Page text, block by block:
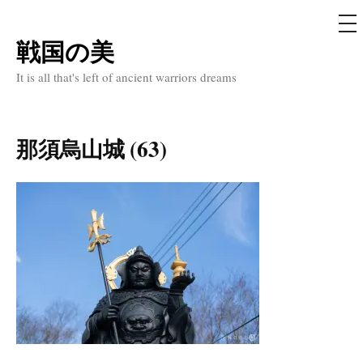
コ
ン
ツ
へ
プ
戦国の美
It is all that's left of ancient warriors dreams
メ
ニ
那須烏山城 (63)